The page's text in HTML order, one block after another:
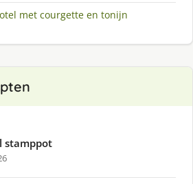
met courgette en tonijn
stamppot